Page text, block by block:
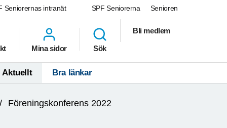
SPF Seniorerna Senioren
Seniorernas intranät
Mina sidor Sök
Bli medlem
Aktuellt Bra länkar
Föreningskonferens 2022